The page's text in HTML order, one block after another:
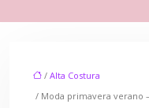
/ Alta Costura
/ Moda primavera verano